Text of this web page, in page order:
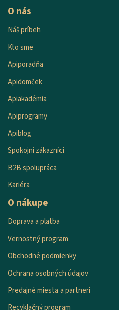
O nás
Náš príbeh
Kto sme
Apiporadňa
Apidomček
Apiakadémia
Apiprogramy
Apiblog
Spokojní zákazníci
B2B spolupráca
Kariéra
O nákupe
Doprava a platba
Vernostný program
Obchodné podmienky
Ochrana osobných údajov
Predajné miesta a partneri
Recyklačný program